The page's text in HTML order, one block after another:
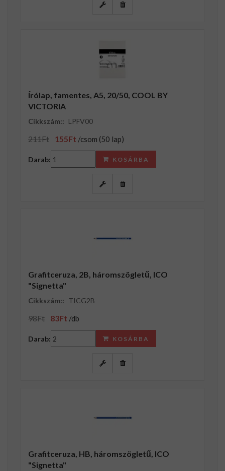
Írólap, famentes, A5, 20/50, COOL BY
VICTORIA
Cikkszám:: LPFV00
211Ft 155Ft /csom (50 lap)
Darab: KOSÁRBA
Grafitceruza, 2B, háromszögletű, ICO
"Signetta"
Cikkszám:: TICG2B
98Ft 83Ft /db
Darab: KOSÁRBA
Grafitceruza, HB, háromszögletű, ICO
"Signetta"